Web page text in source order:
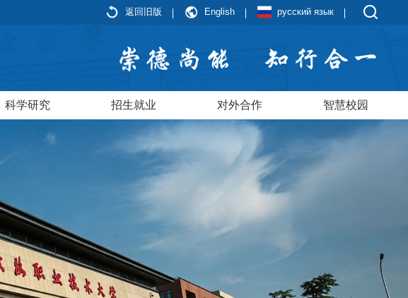
返回旧版 English русский язык
科学研究 招生就业 对外合作 智慧校园